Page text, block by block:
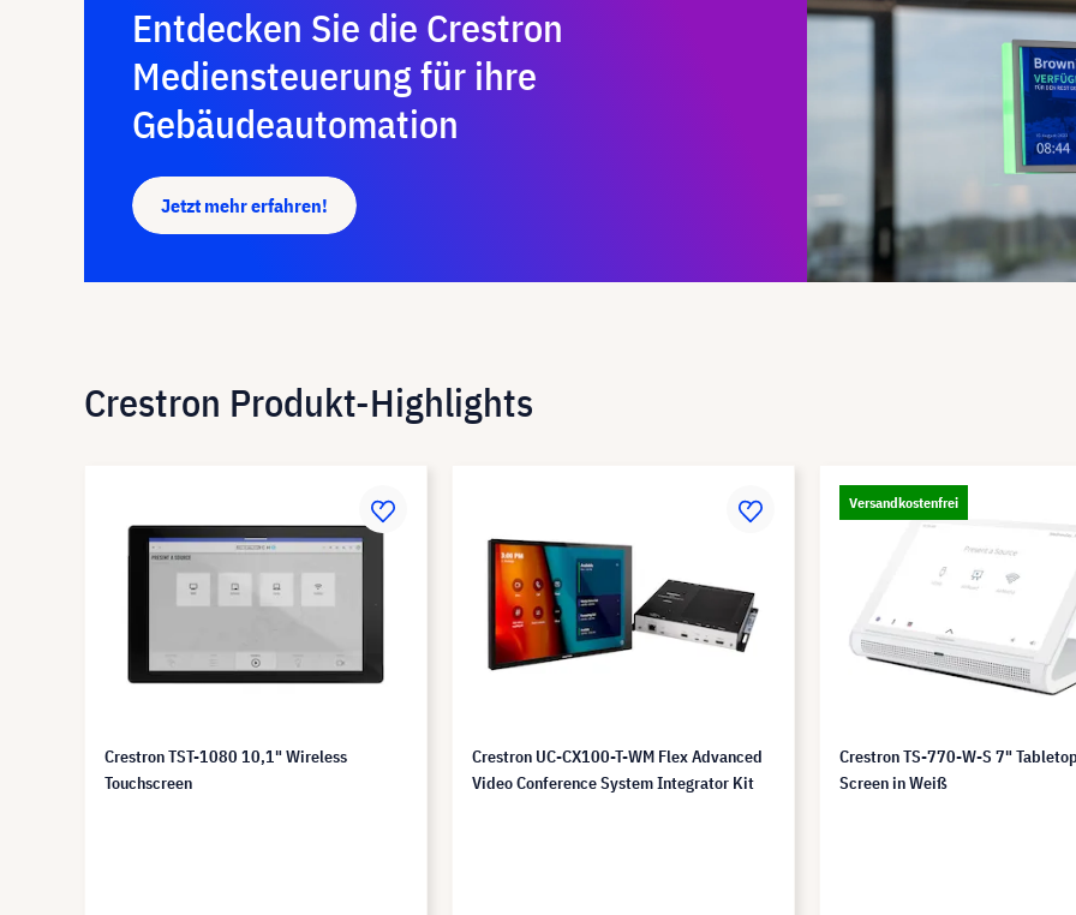
Entdecken Sie die Crestron
Mediensteuerung für ihre
Gebäudeautomation
Jetzt mehr erfahren!
Crestron Produkt-Highlights
Crestron TST-1080 10,1" Wireless
Touchscreen
Crestron UC-CX100-T-WM Flex Advanced
Video Conference System Integrator Kit
Versandkostenfrei
Crestron TS-770-W-S 7"
Screen in Weiß